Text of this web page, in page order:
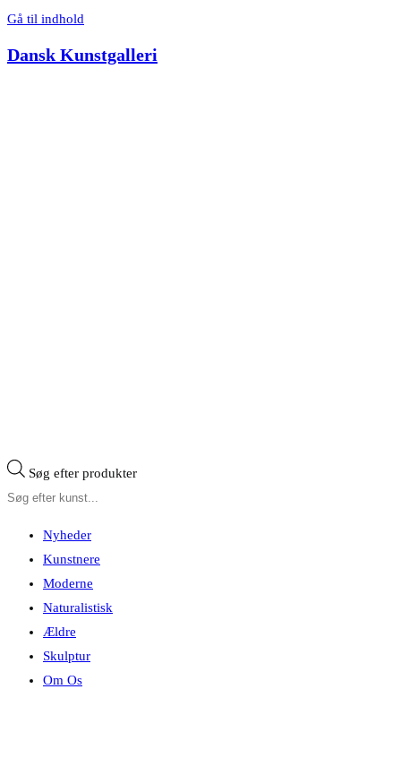
Gå til indhold
Dansk Kunstgalleri
Søg efter produkter
Nyheder
Kunstnere
Moderne
Naturalistisk
Ældre
Skulptur
Om Os